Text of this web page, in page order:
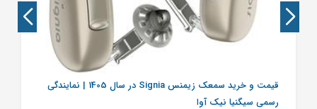
قیمت و خرید سمعک زیمنس Signia در سال 1405 | نمایندگی
رسمی سیگنیا نیک آوا